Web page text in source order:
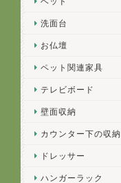
洗面台
お仏壇
ペット関連家具
テレビボード
壁面収納
カウンター下の収納
ドレッサー
ハンガーラック